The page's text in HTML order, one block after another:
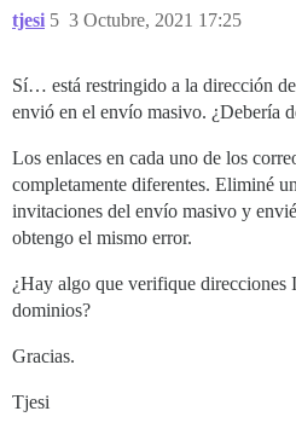
tjesi 3 Octubre, 2021 17:25
5
Sí… está restringido a la dirección
envió en el envío masivo. ¿Debería
Los enlaces en cada uno de los
completamente diferentes. Eliminé
invitaciones del envío masivo y
obtengo el mismo error.
¿Hay algo que verifique direcciones
dominios?
Gracias.
Tjesi